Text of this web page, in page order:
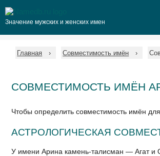
Значение мужских и женских имен
Главная Совместимость имён
СОВМЕСТИМОСТЬ ИМЁН
Чтобы определить совместимость имён
АСТРОЛОГИЧЕСКАЯ
У имени Арина камень-талисман — Агат